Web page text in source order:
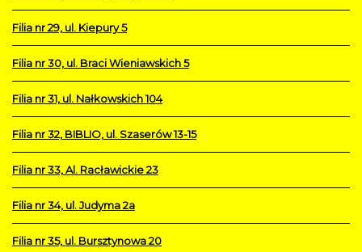
Filia nr 29, ul. Kiepury 5
Filia nr 30, ul. Braci Wieniawskich 5
Filia nr 31, ul. Nałkowskich 104
Filia nr 32, BIBLIO, ul. Szaserów 13-15
Filia nr 33, Al. Racławickie 23
Filia nr 34, ul. Judyma 2a
Filia nr 35, ul. Bursztynowa 20